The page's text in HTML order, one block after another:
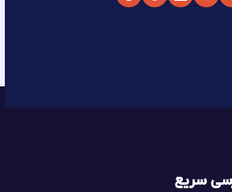
سریع